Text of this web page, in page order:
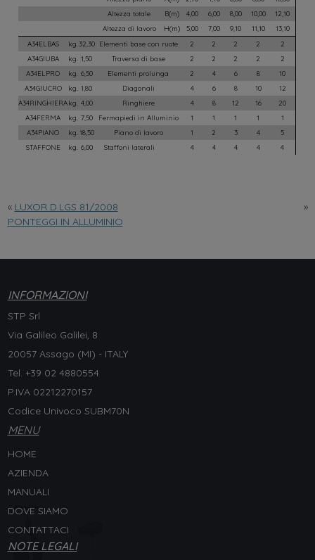
« LUXOR D.LGS 81/2008
PONTEGGI IN ALLUMINIO
»
INFORMAZIONI
STP Srl
Via Galileo Galilei, 8
20057 Assago (MI) - ITALY
Tel. +39 02 4880554
P.IVA 02212270157
Codice Univoco SUBM70N
MENU
HOME
AZIENDA
MANUALI
DOVE SIAMO
CONTATTACI
NOTE LEGALI